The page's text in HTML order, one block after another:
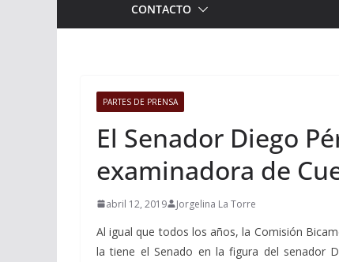
CONTACTO
PARTES DE PRENSA
El Senador Diego
examinadora de
abril 12, 2019 Jorgelina La Torre
Al igual que todos los años, la Comisión
la tiene el Senado en la figura del senador